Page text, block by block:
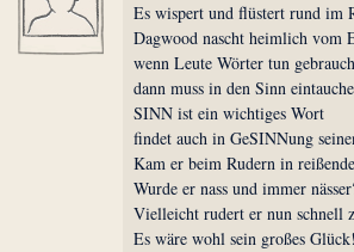
Es wispert und flüstert rund im
Dagwood nascht heimlich vom
wenn Leute Wörter tun
dann muss in den Sinn
SINN ist ein wichtiges Wort
findet auch in GeSINNung
Kam er beim Rudern in
Wurde er nass und immer
Vielleicht rudert er nun schnell
Es wäre wohl sein großes Glück!